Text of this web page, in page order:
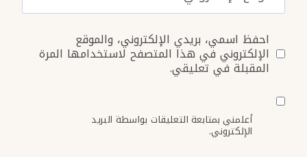
احفظ اسمي، بريدي الإلكتروني، والموقع
الإلكتروني في هذا المتصفح لاستخدامها المرة
المقبلة في تعليقي.
أعلمني بمتابعة التعليقات بواسطة البريد
الإلكتروني.